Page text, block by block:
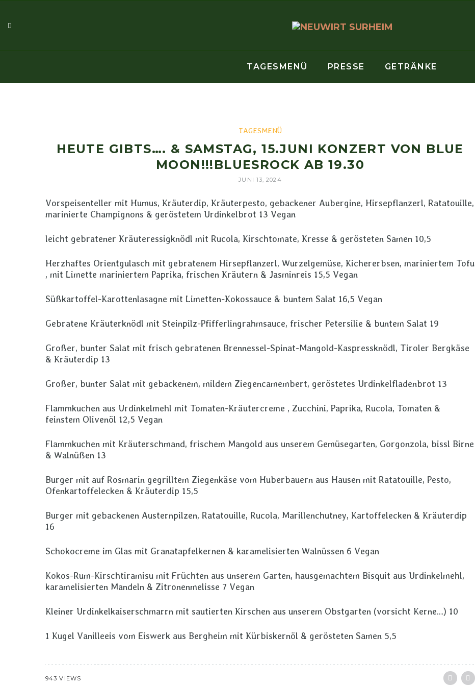
TAGESMENÜ PRESSE GETRÄNKE
TAGESMENÜ
HEUTE GIBTS…. & SAMSTAG, 15.JUNI KONZERT VON BLUE
MOON!!!BLUESROCK AB 19.30
JUNI 13, 2024
Vorspeisenteller mit Humus, Kräuterdip, Kräuterpesto, gebackener Aubergine, Hirsepflanzerl, Ratatouille,
marinierte Champignons & geröstetem Urdinkelbrot 13 Vegan
leicht gebratener Kräuteressigknödl mit Rucola, Kirschtomate, Kresse & gerösteten Samen 10,5
Herzhaftes Orientgulasch mit gebratenem Hirsepflanzerl, Wurzelgemüse, Kichererbsen, mariniertem Tofu
, mit Limette mariniertem Paprika, frischen Kräutern & Jasminreis 15,5 Vegan
Süßkartoffel-Karottenlasagne mit Limetten-Kokossauce & buntem Salat 16,5 Vegan
Gebratene Kräuterknödl mit Steinpilz-Pfifferlingrahmsauce, frischer Petersilie & buntem Salat 19
Großer, bunter Salat mit frisch gebratenen Brennessel-Spinat-Mangold-Kaspressknödl, Tiroler Bergkäse
& Kräuterdip 13
Großer, bunter Salat mit gebackenem, mildem Ziegencamembert, geröstetes Urdinkelfladenbrot 13
Flammkuchen aus Urdinkelmehl mit Tomaten-Kräutercreme , Zucchini, Paprika, Rucola, Tomaten &
feinstem Olivenöl 12,5 Vegan
Flammkuchen mit Kräuterschmand, frischem Mangold aus unserem Gemüsegarten, Gorgonzola, bissl Birne
& Walnüßen 13
Burger mit auf Rosmarin gegrilltem Ziegenkäse vom Huberbauern aus Hausen mit Ratatouille, Pesto,
Ofenkartoffelecken & Kräuterdip 15,5
Burger mit gebackenen Austernpilzen, Ratatouille, Rucola, Marillenchutney, Kartoffelecken & Kräuterdip
16
Schokocreme im Glas mit Granatapfelkernen & karamelisierten Walnüssen 6 Vegan
Kokos-Rum-Kirschtiramisu mit Früchten aus unserem Garten, hausgemachtem Bisquit aus Urdinkelmehl,
karamelisierten Mandeln & Zitronenmelisse 7 Vegan
Kleiner Urdinkelkaiserschmarrn mit sautierten Kirschen aus unserem Obstgarten (vorsicht Kerne…) 10
1 Kugel Vanilleeis vom Eiswerk aus Bergheim mit Kürbiskernöl & gerösteten Samen 5,5
943 VIEWS